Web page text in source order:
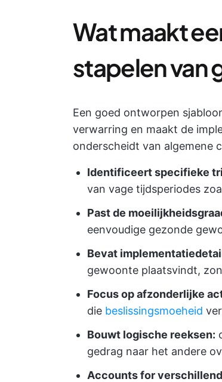
Wat maakt
stapelen van
Een goed ontworpen
verwarring en maakt de
onderscheidt van algemene
Identificeert specifieke
van vage tijdsperiodes
Past de
eenvoudige gezonde
Bevat
gewoonte plaatsvindt,
Focus op afzonderlijke
die beslissingsmoeheid
Bouwt logische reeksen:
gedrag naar het andere
Accounts for